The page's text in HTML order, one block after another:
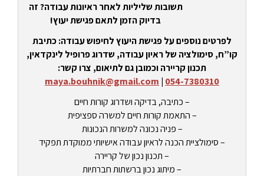
תשובות שליליות לאחר ראיונות עבודה? זה
בדיוק הזמן לתאם פגישת יעוץ!
לפרטים נוספים על פגישת היעוץ לחיפוש עבודה: כתיבת
קו”ח, סימולציה של ראיון עבודה, שדרוג פרופיל לינקדאין,
תכנון קריירה וכמובן גם לתיאום, צרו קשר:
054-7380310
|
maya.bouhnik@gmail.com
– כתיבה, בדיקה ושדרוג קורות חיים
– התאמת קורות חיים למשרה ספציפית
– פניה נכונה למשרות הנכונות
– סימולציית הכנה לראיון עבודה אישיותי ממוקדת תפקיד
– תכנון נכון של קריירה
– מיתוג נכון ברשתות חברתיות